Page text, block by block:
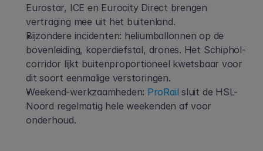
Eurostar, ICE en Eurocity Direct brengen
vertraging mee uit het buitenland.
Bijzondere incidenten: heliumballonnen op de
bovenleiding, koperdiefstal, drones. Het Schiphol-
corridor lijkt buitenproportioneel kwetsbaar voor
dit soort eenmalige verstoringen.
Weekend-werkzaamheden: ProRail sluit de HSL-
Noord regelmatig hele weekenden af voor
onderhoud.